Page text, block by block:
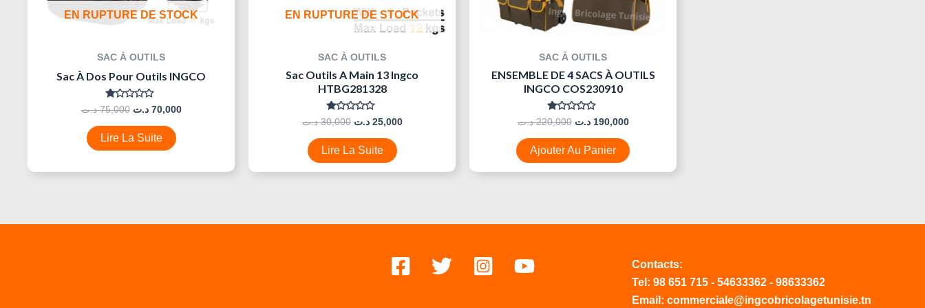
EN RUPTURE DE STOCK
SAC À OUTILS
Sac À Dos Pour Outils INGCO
Note
0
Sur
5
75,000 د.ت 70,000 د.ت
Lire La Suite
EN RUPTURE DE STOCK
SAC À OUTILS
Sac Outils A Main 13 Ingco
HTBG281328
Note
0
Sur
5
30,000 د.ت 25,000 د.ت
Lire La Suite
SAC À OUTILS
ENSEMBLE DE 4 SACS À OUTILS
INGCO COS230910
Note
0
Sur
5
220,000 د.ت 190,000 د.ت
Ajouter Au Panier
Contacts:
Tel: 98 651 715- 54633362- 98633362
Email: commerciale@ingcobricolagetunisie.tn